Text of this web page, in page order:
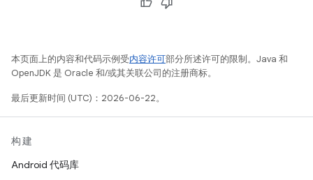
本页面上的内容和代码示例受内容许可部分所述许可的限制。Java 和
OpenJDK 是 Oracle 和/或其关联公司的注册商标。
最后更新时间 (UTC)：2026-06-22。
构建
Android 代码库